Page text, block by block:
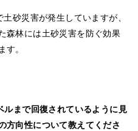
砂災害が発生していますが、
森林には土砂災害を防ぐ効果
す。
まで回復されているように見
方向性について教えてくださ